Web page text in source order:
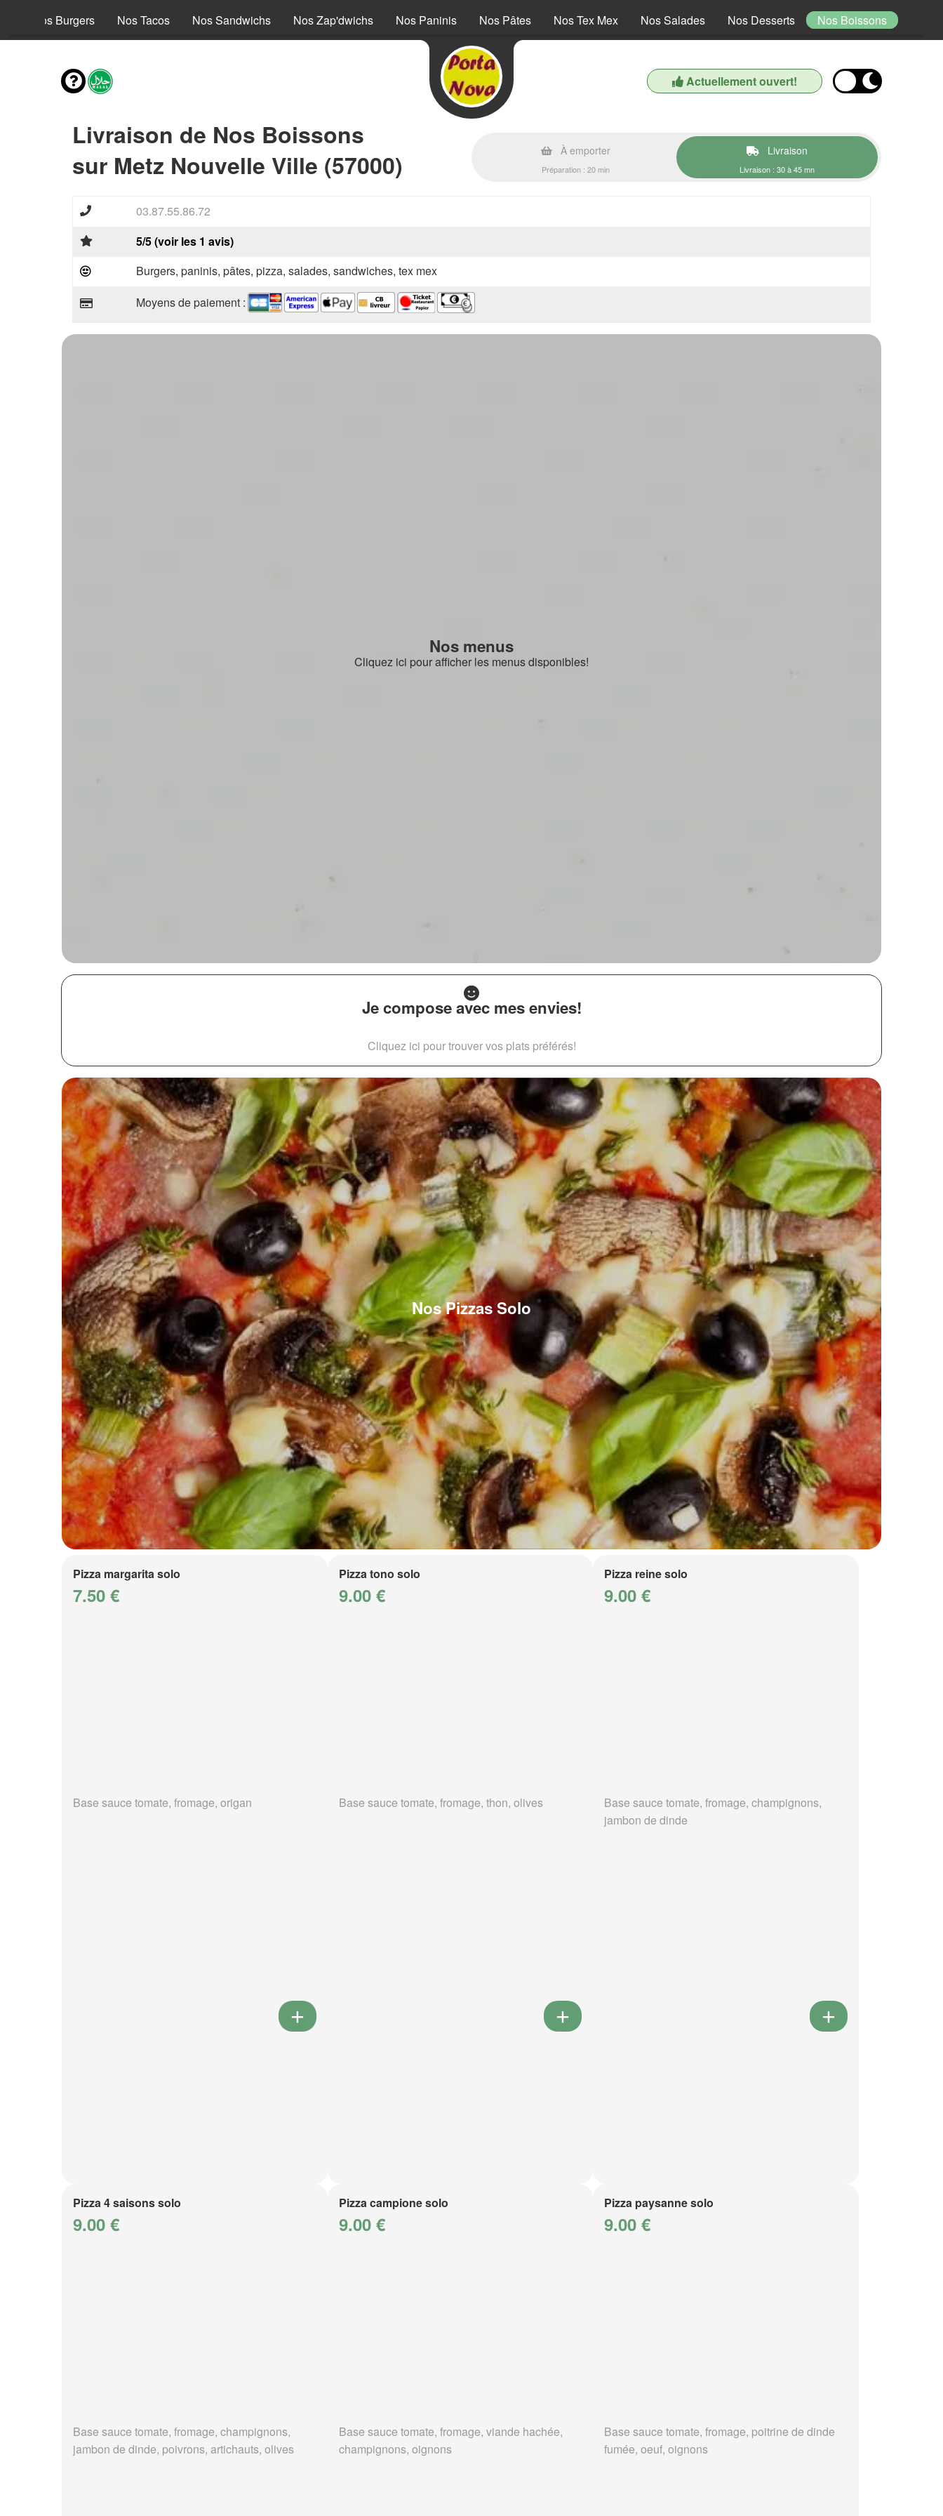
Nos Burgers Nos Tacos Nos Sandwichs Nos Zap'dwichs Nos Paninis Nos Pâtes Nos Tex Mex Nos Salades Nos Desserts Nos Boissons
Actuellement ouvert!
Livraison de Nos Boissons
sur Metz Nouvelle Ville (57000)
À emporter
Préparation : 20 min
Livraison
Livraison : 30 à 45 mn
03.87.55.86.72
5/5 (voir les 1 avis)
Burgers, paninis, pâtes, pizza, salades, sandwiches, tex mex
Moyens de paiement :
Nos menus
Cliquez ici pour afficher les menus disponibles!
Je compose avec mes envies!
Cliquez ici pour trouver vos plats préférés!
Nos Pizzas Solo
Pizza margarita solo
7.50 €
Base sauce tomate, fromage, origan
Pizza tono solo
9.00 €
Base sauce tomate, fromage, thon, olives
Pizza reine solo
9.00 €
Base sauce tomate, fromage, champignons,
jambon de dinde
Pizza 4 saisons solo
9.00 €
Base sauce tomate, fromage, champignons,
jambon de dinde, poivrons, artichauts, olives
Pizza campione solo
9.00 €
Base sauce tomate, fromage, viande hachée,
champignons, oignons
Pizza paysanne solo
9.00 €
Base sauce tomate, fromage, poitrine de dinde
fumée, oeuf, oignons